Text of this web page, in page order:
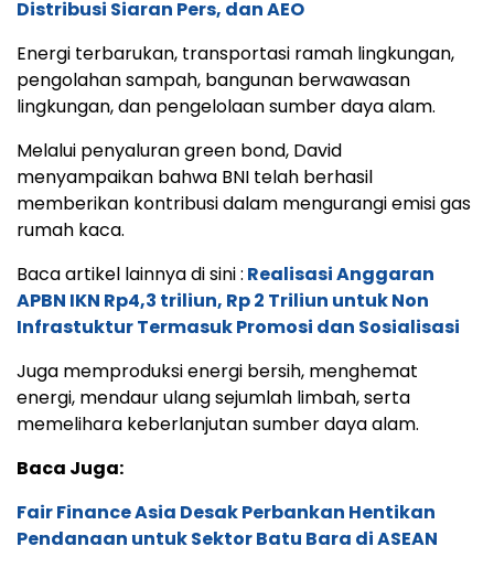
Distribusi Siaran Pers, dan AEO
Energi terbarukan, transportasi ramah lingkungan,
pengolahan sampah, bangunan berwawasan
lingkungan, dan pengelolaan sumber daya alam.
Melalui penyaluran green bond, David
menyampaikan bahwa BNI telah berhasil
memberikan kontribusi dalam mengurangi emisi gas
rumah kaca.
Baca artikel lainnya di sini : Realisasi Anggaran
APBN IKN Rp4,3 triliun, Rp 2 Triliun untuk Non
Infrastuktur Termasuk Promosi dan Sosialisasi
Juga memproduksi energi bersih, menghemat
energi, mendaur ulang sejumlah limbah, serta
memelihara keberlanjutan sumber daya alam.
Baca Juga:
Fair Finance Asia Desak Perbankan Hentikan
Pendanaan untuk Sektor Batu Bara di ASEAN